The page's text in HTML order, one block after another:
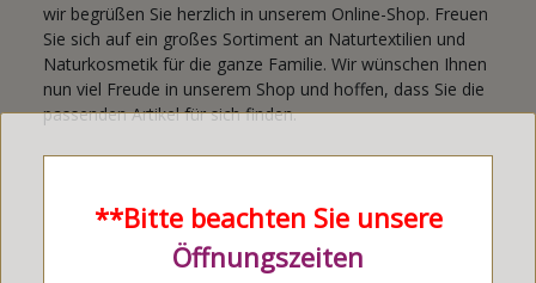
wir begrüßen Sie herzlich in unserem Online-Shop. Freuen
Sie sich auf ein großes Sortiment an Naturtextilien und
Naturkosmetik für die ganze Familie. Wir wünschen Ihnen
nun viel Freude in unserem Shop und hoffen, dass Sie die
passenden Artikel für sich finden.
**Bitte beachten Sie unsere
Öffnungszeiten